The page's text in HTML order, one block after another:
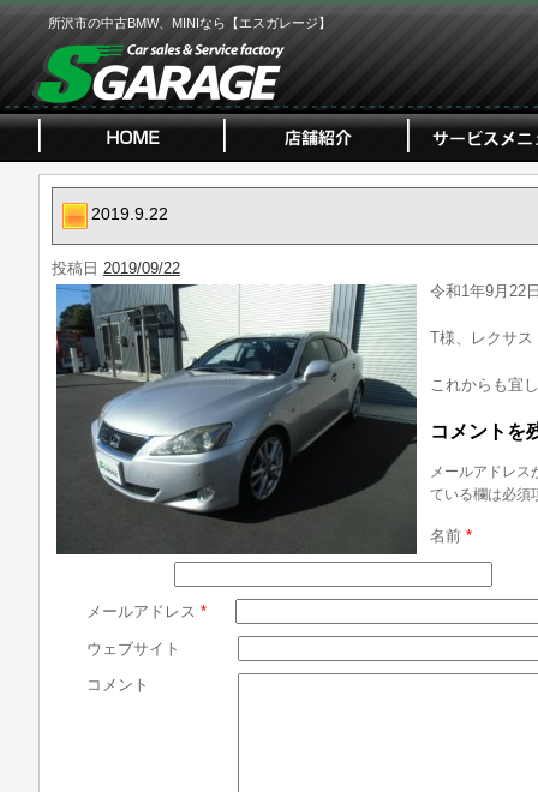
所沢市の中古BMW、MINIなら【エスガレージ】
2019.9.22
投稿日 2019/09/22
令和1年9月22
T様、レクサ
これからも宜
コメントを
メールアドレス
ている欄は必須
名前 *
メールアドレス *
ウェブサイト
コメント